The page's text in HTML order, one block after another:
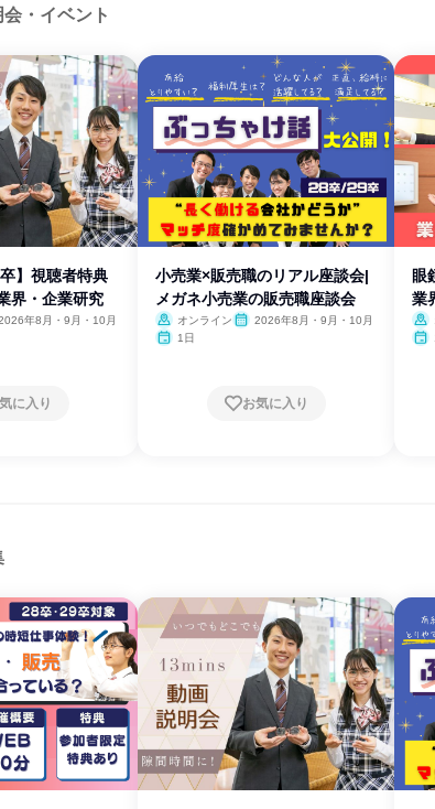
・イベント
】視聴者特典
界・企業研究
年8月・9月・10月
に入り
小売業×販売職のリアル座談会|
メガネ小売業の販売職座談会
オンライン
2026年8月・9月・10月
1日
お気に入り
眼
業